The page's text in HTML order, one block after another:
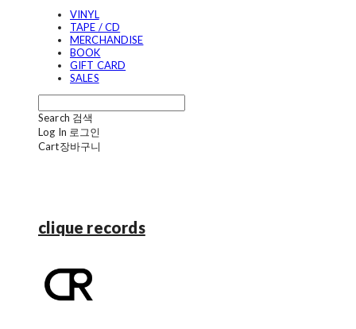
VINYL
TAPE / CD
MERCHANDISE
BOOK
GIFT CARD
SALES
Search 검색
Log In 로그인
Cart장바구니
clique records